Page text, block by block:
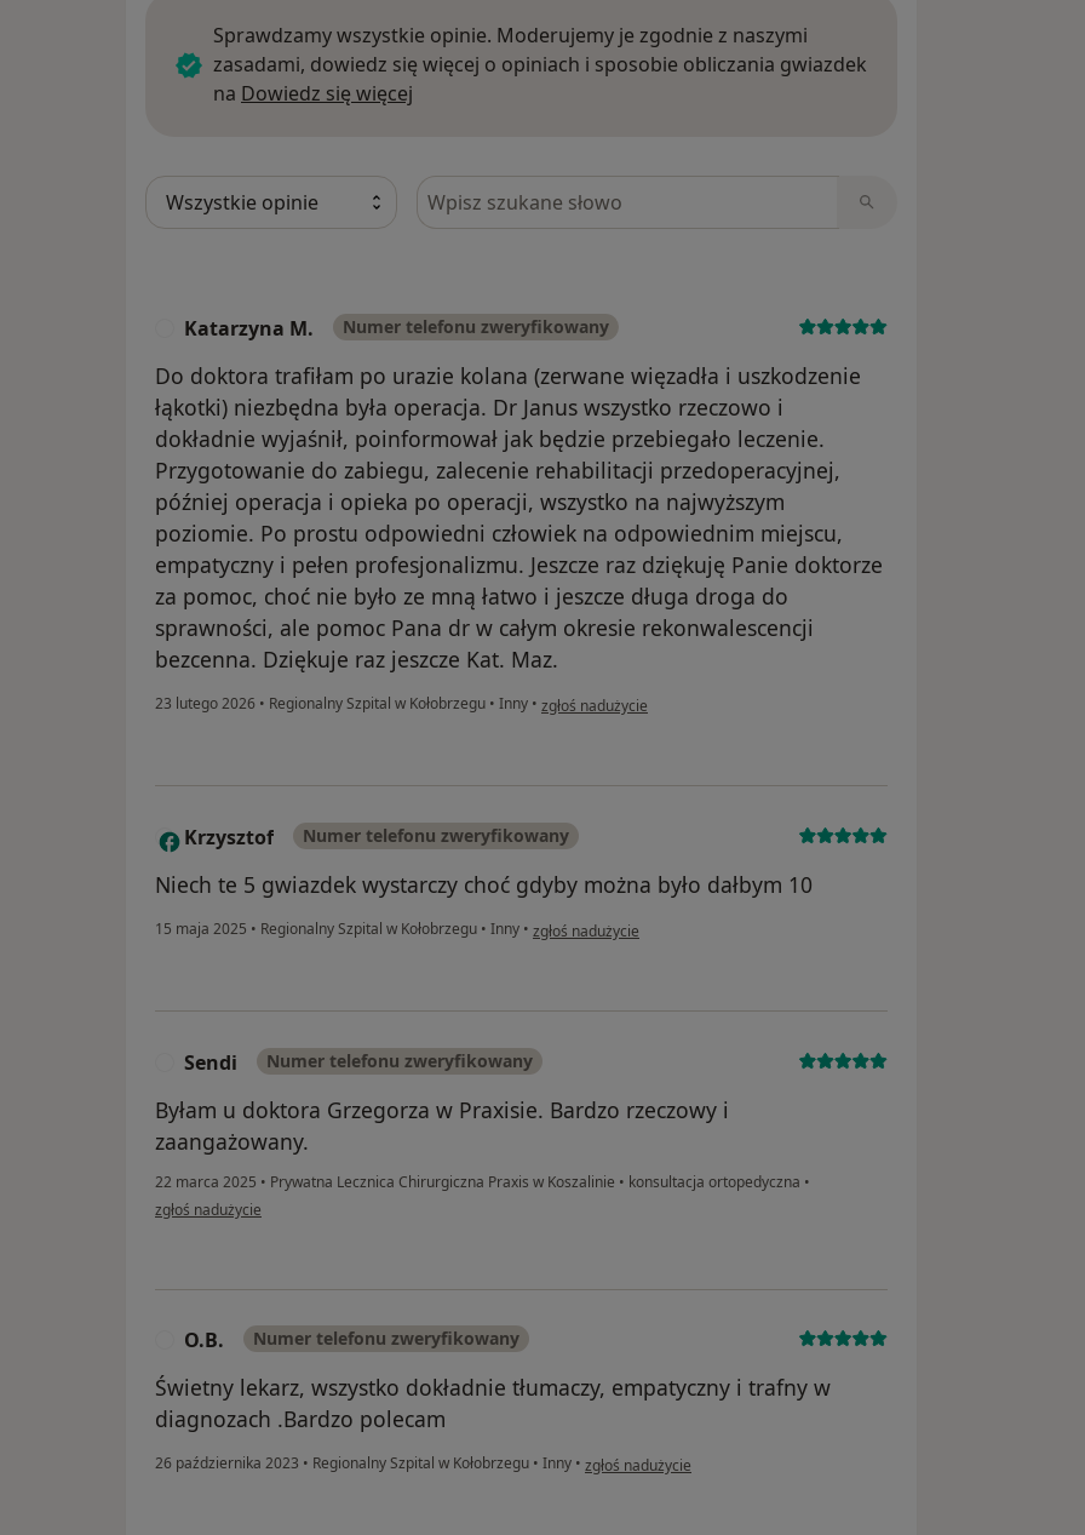
Sprawdzamy wszystkie opinie. Moderujemy je zgodnie z naszymi
zasadami, dowiedz się więcej o opiniach i sposobie obliczania gwiazdek
na Dowiedz się więcej
Szukaj w opiniach
Katarzyna M. Numer telefonu zweryfikowany
Do doktora trafiłam po urazie kolana (zerwane więzadła i uszkodzenie
łąkotki) niezbędna była operacja. Dr Janus wszystko rzeczowo i
dokładnie wyjaśnił, poinformował jak będzie przebiegało leczenie.
Przygotowanie do zabiegu, zalecenie rehabilitacji przedoperacyjnej,
później operacja i opieka po operacji, wszystko na najwyższym
poziomie. Po prostu odpowiedni człowiek na odpowiednim miejscu,
empatyczny i pełen profesjonalizmu. Jeszcze raz dziękuję Panie doktorze
za pomoc, choć nie było ze mną łatwo i jeszcze długa droga do
sprawności, ale pomoc Pana dr w całym okresie rekonwalescencji
bezcenna. Dziękuje raz jeszcze Kat. Maz.
23 lutego 2026 • Regionalny Szpital w Kołobrzegu • Inny • w opinii użytkownika Katarzyna M.
zgłoś nadużycie
K Krzysztof Numer telefonu zweryfikowany
Niech te 5 gwiazdek wystarczy choć gdyby można było dałbym 10
15 maja 2025 • Regionalny Szpital w Kołobrzegu • Inny • w opinii użytkownika Krzysztof
zgłoś nadużycie
Sendi Numer telefonu zweryfikowany
Byłam u doktora Grzegorza w Praxisie. Bardzo rzeczowy i
zaangażowany.
22 marca 2025 • Prywatna Lecznica Chirurgiczna Praxis w Koszalinie • konsultacja ortopedyczna •
w opinii użytkownika Sendi
zgłoś nadużycie
O.B. Numer telefonu zweryfikowany
Świetny lekarz, wszystko dokładnie tłumaczy, empatyczny i trafny w
diagnozach .Bardzo polecam
26 października 2023 • Regionalny Szpital w Kołobrzegu • Inny • w opinii użytkownika O.B.
zgłoś nadużycie